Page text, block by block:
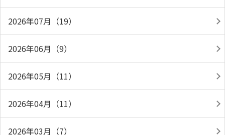
2026年07月（19）
2026年06月（9）
2026年05月（11）
2026年04月（11）
2026年03月（7）